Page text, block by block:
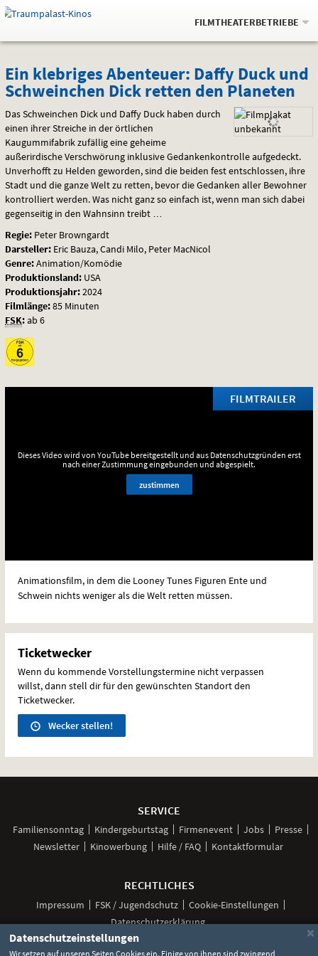
Springe
zum
,zum
.
Navigation
Service
Gehe
zur
Auswahl
FILMTHEATERBETRIEBE
Ein
klebriges
Abenteuer:
Daffy
Duck
und
Schweinchen
Dick
retten
den
Planeten
Ein klebriges Abenteuer: Daffy Duck und
Schweinchen Dick retten den Planeten
Das Schweinchen Dick und Daffy Duck haben durch
einen ihrer Streiche in der örtlichen
Kaugummifabrik zufällig eine geheime
außerirdische Verschwörung inklusive Gedankenkontrolle aufgedeckt.
Unverhofft zu Helden geworden, sind die beiden fest entschlossen, ihre
Stadt und die ganze Welt zu retten, bevor die Gedanken aller Bewohner
kontrolliert werden. Was nicht ganz so einfach ist, wenn man sich dabei
gegenseitig in den Wahnsinn treibt …
Regie: Peter Browngardt
Darsteller: Eric Bauza, Candi Milo, Peter MacNicol
Genre:Animation/Komödie
Produktionsland: USA
Produktionsjahr:2024
Filmlänge:85 Minuten
FSK:ab 6
FILMTRAILER
Dieses Video wird von YouTube bereitgestellt und aus Datenschutzgründen erst
nach einer Zustimmung eingebunden und abgespielt.
zustimmen
Animationsfilm, in dem die Looney Tunes Figuren Ente und
Schwein nichts weniger als die Welt retten müssen.
Ticketwecker
Wenn du kommende Vorstellungstermine nicht verpassen
willst, dann stell dir für den gewünschten Standort den
Ticketwecker.
Wecker stellen!
SERVICE
Familiensonntag Kindergeburtstag Firmenevent Jobs
Presse
Newsletter
Kinowerbung Hilfe / FAQ Kontaktformular
RECHTLICHES
Impressum FSK / Jugendschutz
Cookie-Einstellungen
Datenschutzerklärung
×
Datenschutzeinstellungen
Wir setzen auf unseren Seiten Cookies ein. Einige von ihnen sind zwingend